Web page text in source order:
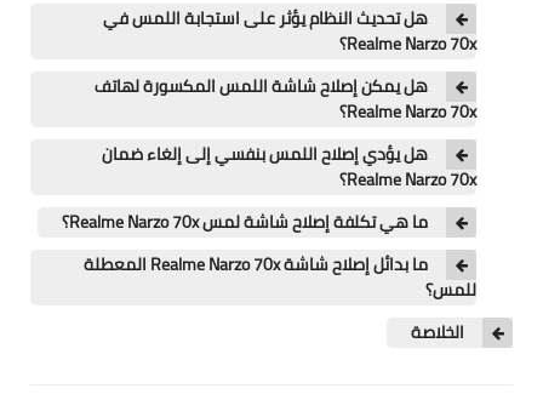
هل تحديث النظام يؤثر على استجابة اللمس في
Realme Narzo 70x؟
هل يمكن إصلاح شاشة اللمس المكسورة لهاتف
Realme Narzo 70x؟
هل يؤدي إصلاح اللمس بنفسي إلى إلغاء ضمان
Realme Narzo 70x؟
ما هي تكلفة إصلاح شاشة لمس Realme Narzo 70x؟
ما بدائل إصلاح شاشة Realme Narzo 70x المعطلة
للمس؟
الخلاصة